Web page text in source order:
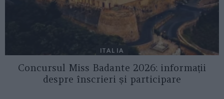
ITALIA
Concursul Miss Badante 2026: informații
despre înscrieri și participare